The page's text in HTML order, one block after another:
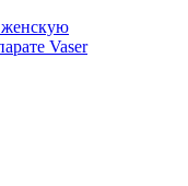
Vaser